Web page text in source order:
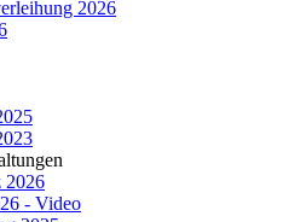
2026
2026
- Video